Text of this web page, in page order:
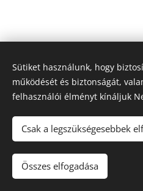
© 2026 Nagyfólia Kft.
Sütiket használunk, hogy
működését és biztonságát,
felhasználói élményt kínáljuk
Csak a legszükségesebbek
Összes elfogadása